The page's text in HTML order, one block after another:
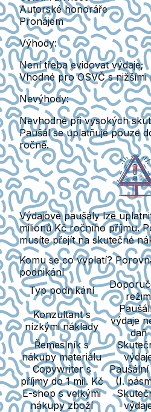
Autorské honoráře
Pronájem
Výhody:
Není třebaevidovat výdaje;
Vhodné pro OSVČ s nižšími
Nevýhody:
Nevhodné přivysokých
Paušál se uplatňuje pouze
ročně.
Výdajové paušály lze
milionů Kčročního příjmu.
musíte přejít na skutečné
Komu se co vyplatí?
podnikání
Typ podnikání
režim
Konzultant s
nízkými náklady
výdaje
daň
Řemeslník s
nákupy materiálu
Copywriter s
příjmy do 1 mil. Kč
Paušální
(I.
E-shop s velkými
nákupy zboží